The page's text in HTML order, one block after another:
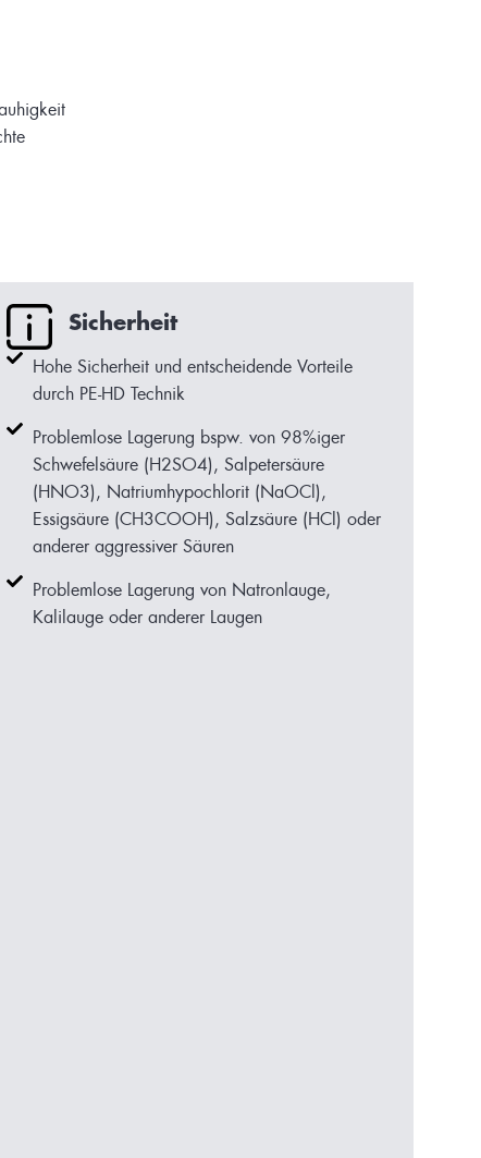
Sicherheit
Hohe Sicherheit und entscheidende Vorteile
durch PE-HD Technik
Problemlose Lagerung bspw. von 98%iger
Schwefelsäure (H2SO4), Salpetersäure
(HNO3), Natriumhypochlorit (NaOCl),
Essigsäure (CH3COOH), Salzsäure (HCl) oder
anderer aggressiver Säuren
Problemlose Lagerung von Natronlauge,
Kalilauge oder anderer Laugen